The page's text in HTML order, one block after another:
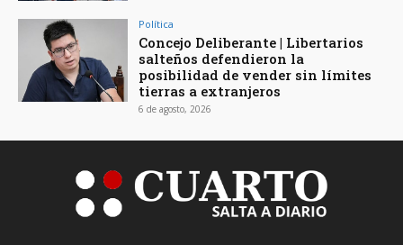
Política
Concejo Deliberante | Libertarios
salteños defendieron la
posibilidad de vender sin límites
tierras a extranjeros
6 de agosto, 2026